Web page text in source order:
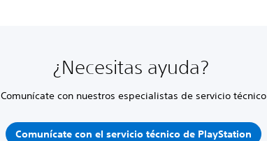
¿Necesitas ayuda?
Comunícate con nuestros especialistas de servicio técnico
Comunícate con el servicio técnico de PlayStation